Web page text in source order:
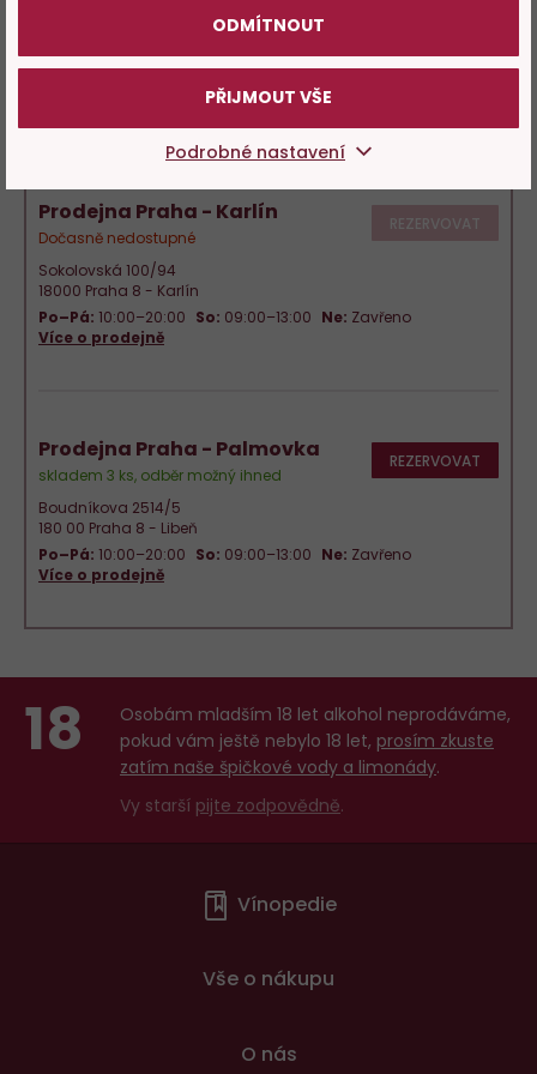
170 00 Praha 7 - Holešovice
Prodejna Praha - Karlín
Dočasně nedostupné
REZERVOVAT
Sokolovská 100/94
18000 Praha 8 - Karlín
Po–Pá: 10:00–20:00 So: 09:00–13:00 Ne: Zavřeno
Více o prodejně
Prodejna Praha - Palmovka
skladem 3 ks, odběr možný ihned
REZERVOVAT
Boudníkova 2514/5
180 00 Praha 8 - Libeň
Po–Pá: 10:00–20:00 So: 09:00–13:00 Ne: Zavřeno
Více o prodejně
ODMÍTNOUT
PŘIJMOUT VŠE
Podrobné nastavení
18
Osobám mladším 18 let alkohol neprodáváme,
pokud vám ještě nebylo 18 let, prosím zkuste
zatím naše špičkové vody a limonády.
Vy starší pijte zodpovědně.
Vínopedie
Vše o nákupu
O nás